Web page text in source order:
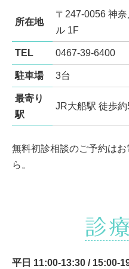
所在地
〒247-0056 神
ル 1F
TEL 0467-39-6400
駐車場 3台
最寄り
駅
JR大船駅 徒歩約
無料初診相談のご予約はお
ら。
診
平日 11:00-13:30 / 15:00-